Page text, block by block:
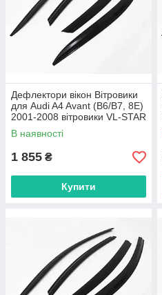
Дефлектори вікон Вітровики
для Audi A4 Avant (B6/B7, 8E)
2001-2008 вітровики VL-STAR
Тайвань
В наявності
1 855 ₴
Купити